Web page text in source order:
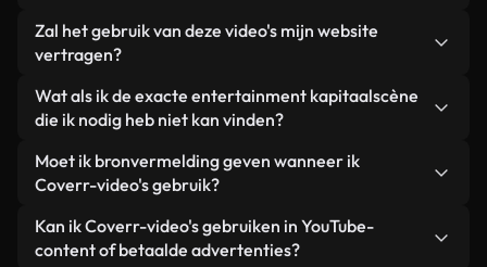
Beide. Dit is een hybride bibliotheek die bestaat
uit echte, door mensen gefilmde beelden van
gegenereerde video's. Elke video is duidelijk
gelabeld, zodat je altijd weet wat je gebruikt.
Zal het gebruik van deze video's mijn website
vertragen?
Niet als u voor onze geoptimaliseerde versies
kiest. Wij bieden lichtgewicht, webklare formaten
achtergrond. Zo blijft de kwaliteit hoog, worden de
laadtijden geminimaliseerd en worden
statistieken zoals LCP verbeterd.
Wat als ik de exacte entertainment kapitaalscène
die ik nodig heb niet kan vinden?
Met Coverr AI Studio maak je direct een video.
Beschrijf de scène – bijvoorbeeld "entertainment
genereert binnen enkele seconden een
gepersonaliseerde video die voldoet aan onze
Moet ik bronvermelding geven wanneer ik
Coverr-video's gebruik?
Naamsvermelding is niet vereist. Alle video's in
onze stockbibliotheek zijn royaltyvrij en kunnen
Kan ik Coverr-video's gebruiken in YouTube-
content of betaalde advertenties?